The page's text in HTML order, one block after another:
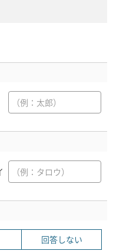
回答しない